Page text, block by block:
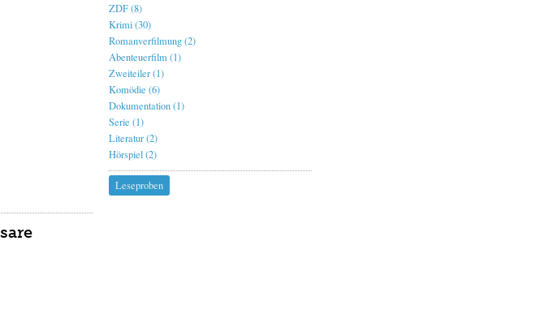
ZDF (8)
Krimi (30)
Romanverfilmung (2)
Abenteuerfilm (1)
Zweiteiler (1)
Komödie (6)
Dokumentation (1)
Serie (1)
Literatur (2)
Hörspiel (2)
Leseproben